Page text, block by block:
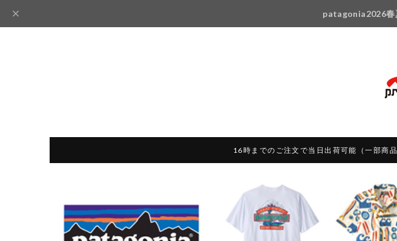
patagonia2026春
16時までのご注文で当日出荷可能（一部商